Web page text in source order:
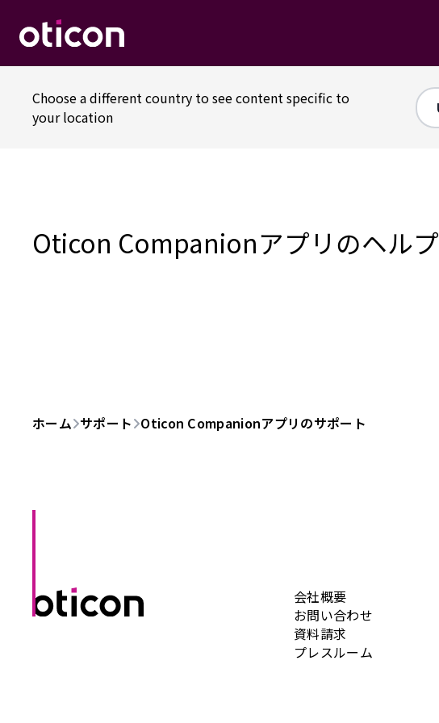
Choose a different country to see content specific to
your location
Oticon Companionアプリのヘルプ
ホーム サポート Oticon Companionアプリのサポート
会社概要
お問い合わせ
資料請求
プレスルーム